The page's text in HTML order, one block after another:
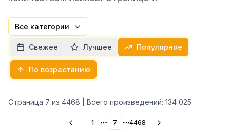
Все категории
Свежее Лучшее Популярное
По возрастанию
Страница 7 из 4468 | Всего произведений: 134 025
1 More pages
7 More pages
4468